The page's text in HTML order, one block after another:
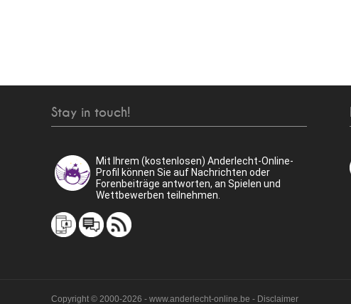
Stay in touch!
Mit Ihrem (kostenlosen) Anderlecht-Online-
Profil können Sie auf Nachrichten oder
Forenbeiträge antworten, an Spielen und
Wettbewerben teilnehmen.
Copyright © 2000-2026 - www.anderlecht-online.be - Disclaimer